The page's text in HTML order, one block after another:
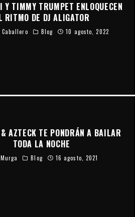
Y TIMMY TRUMPET ENLOQUECEN
RITMO DE DJ ALIGATOR
Blog 10 agosto, 2022
AZTECK TE PONDRÁN A BAILAR
TODA LA NOCHE
Blog 16 agosto, 2021